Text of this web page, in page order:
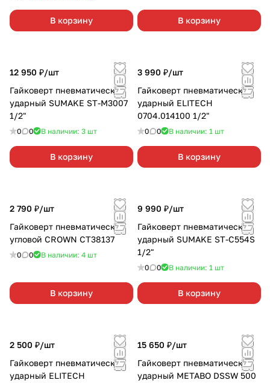
В корзину В корзину
12 950 ₽/шт
Гайковерт пневматический
ударный SUMAKE ST-M3007
1/2"
0 0 В наличии: 3 шт
В корзину
3 990 ₽/шт
Гайковерт пневматический
ударный ELITECH
0704.014100 1/2"
0 0 В наличии: 1 шт
В корзину
2 790 ₽/шт
Гайковерт пневматический
угловой CROWN СТ38137
0 0 В наличии: 4 шт
В корзину
9 990 ₽/шт
Гайковерт пневматический
ударный SUMAKE ST-C554S
1/2"
0 0 В наличии: 1 шт
В корзину
2 500 ₽/шт
Гайковерт пневматический
ударный ELITECH
15 650 ₽/шт
Гайковерт пневматический
ударный METABO DSSW 500